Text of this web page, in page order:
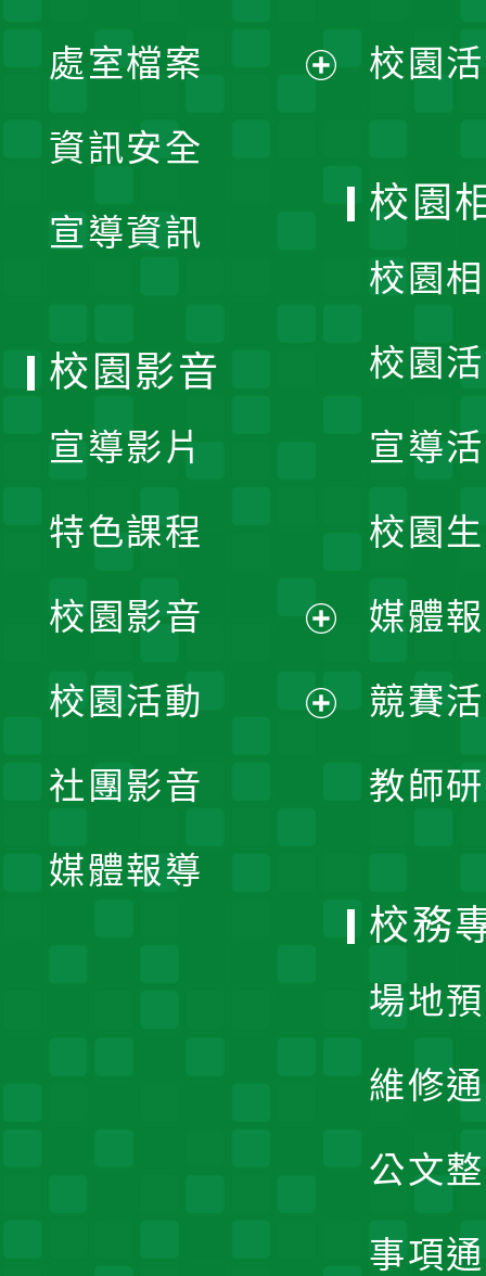
單
處室檔案
資訊安全
宣導資訊
校園
校園
校園
校園
宣導
校園
媒體
競賽
教師
校園影音
宣導影片
特色課程
校園影音
開
校園活動
社團影音
媒體報導
校務
場地
維修
公文
事項